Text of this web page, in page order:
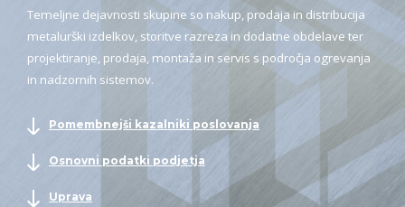
Temeljne dejavnosti skupine so nakup, prodaja in distribucija
metalurški izdelkov, storitve razreza in dodatne obdelave ter
projektiranje, prodaja, montaža in servis s področja ogrevanja
in nadzornih sistemov.
Pomembnejši kazalniki poslovanja
Osnovni podatki podjetja
Uprava